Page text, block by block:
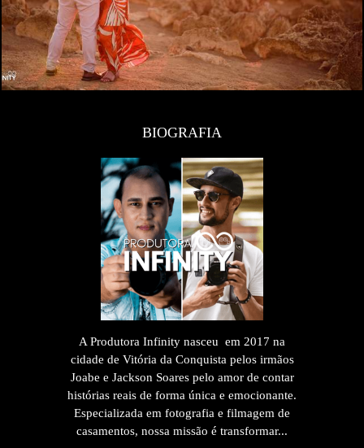
BIOGRAFIA
A Produtora Infinity nasceu em 2017 na
cidade de Vitória da Conquista pelos irmãos
Joabe e Jackson Soares pelo amor de contar
histórias reais de forma única e emocionante.
Especializada em fotografia e filmagem de
casamentos, nossa missão é transformar...